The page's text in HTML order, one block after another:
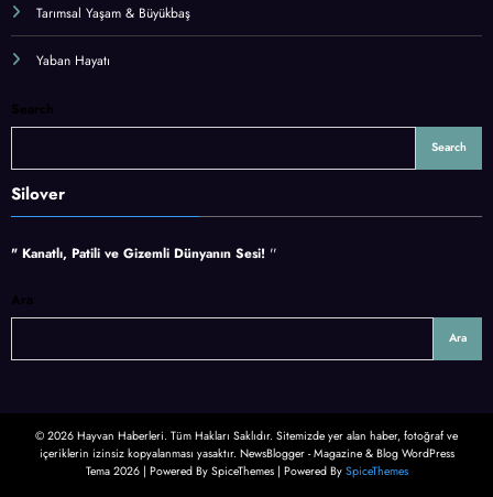
Tarımsal Yaşam & Büyükbaş
Yaban Hayatı
Search
Search
Silover
" Kanatlı, Patili ve Gizemli Dünyanın Sesi! ''
Ara
Ara
© 2026 Hayvan Haberleri. Tüm Hakları Saklıdır. Sitemizde yer alan haber, fotoğraf ve
içeriklerin izinsiz kopyalanması yasaktır. NewsBlogger - Magazine & Blog WordPress
Tema 2026 | Powered By SpiceThemes | Powered By SpiceThemes